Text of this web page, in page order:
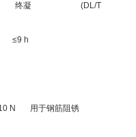
终凝 (DL/T
h
于钢筋阻锈